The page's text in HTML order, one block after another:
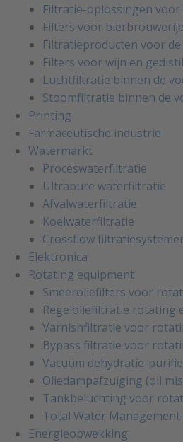
Filtratie-oplossingen
Filters voor
Filtratieproducten voor
Filters voor wijn en
Luchtfiltratie binnen de
Stoomfiltratie binnen de
Printing
Farmaceutische industrie
Watermarkt
Proceswaterfiltratie
Ultrapure waterfiltratie
Afvalwaterfiltratie
Koelwaterfiltratie
Crossflow
Elektronica
Rotating equipment
Smeeroliefilters voor
Regeloliefiltratie rotating
Varnishfiltratie voor
Bypass filtratie voor
Vacuüm dehydratie-
Oliedampafzuiging (oil
Tankbeluchting voor
Total Water
Energieopwekking